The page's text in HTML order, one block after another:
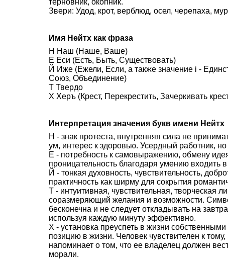
терновник, окопник.
Звери: Удод, крот, верблюд, осел, черепаха,
Имя Нейтх как фраза
Н Наш (Наше, Ваше)
Е Еси (Есть, Быть, Существовать)
Й Иже (Ежели, Если, а также значение i -
Союз, Объединение)
Т Твердо
Х Херъ (Крест, Перекрестить, Зачеркивать
Интерпретация значения букв имени Нейтх
Н - знак протеста, внутренняя сила не
ум, интерес к здоровью. Усердный работник,
Е - потребность к самовыражению, обмену
проницательность благодаря умению входить
Й - тонкая духовность, чувствительность,
практичность как ширму для сокрытия
Т - интуитивная, чувствительная, творческая
соразмеряющий желания и возможности.
бесконечна и не следует откладывать на
используя каждую минуту эффективно.
Х - установка преуспеть в жизни
позицию в жизни. Человек чувствителен к
напоминает о том, что ее владелец должен
морали.